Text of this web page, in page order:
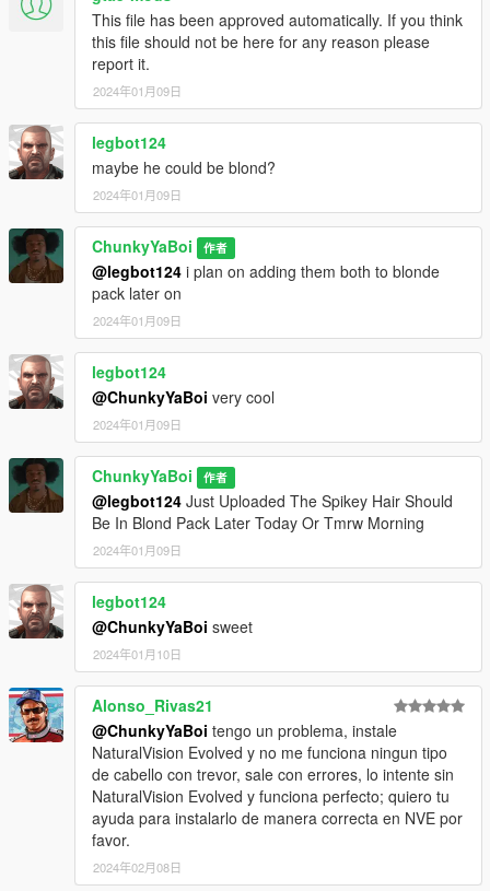
This file has been approved automatically. If you think
this file should not be here for any reason please
report it.
2024年01月09日
legbot124
maybe he could be blond?
2024年01月09日
ChunkyYaBoi 作者
@legbot124 i plan on adding them both to blonde
pack later on
2024年01月09日
legbot124
@ChunkyYaBoi very cool
2024年01月09日
ChunkyYaBoi 作者
@legbot124 Just Uploaded The Spikey Hair Should
Be In Blond Pack Later Today Or Tmrw Morning
2024年01月09日
legbot124
@ChunkyYaBoi sweet
2024年01月10日
Alonso_Rivas21
@ChunkyYaBoi tengo un problema, instale
NaturalVision Evolved y no me funciona ningun tipo
de cabello con trevor, sale con errores, lo intente sin
NaturalVision Evolved y funciona perfecto; quiero tu
ayuda para instalarlo de manera correcta en NVE por
favor.
2024年02月08日